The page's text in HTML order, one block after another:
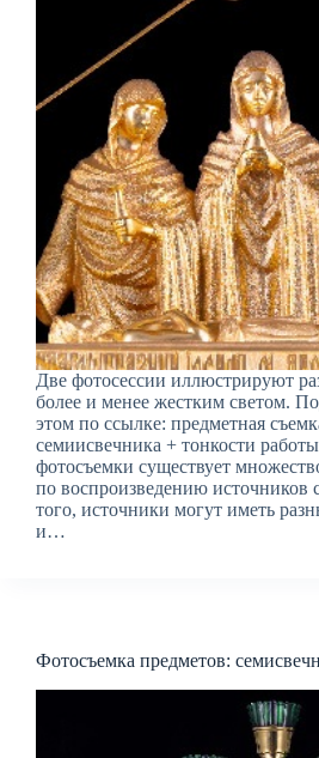
Две фотосессии иллюстрируют
более и менее жестким светом.
этом по ссылке: предметная
семиисвечника + тонкости
фотосъемки существует
по воспроизведению источников
того, источники могут иметь
и…
Фотосъемка предметов: